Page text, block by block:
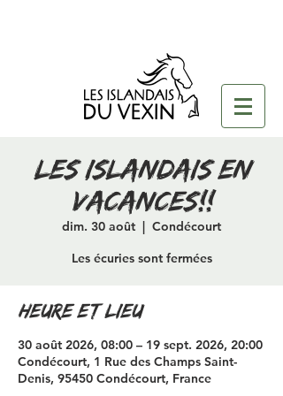
Les islandais en
vacances!!
dim. 30 août
  |
Condécourt
Les écuries sont fermées
Heure et lieu
30 août 2026, 08:00 – 19 sept. 2026, 20:00
Condécourt, 1 Rue des Champs Saint-
Denis, 95450 Condécourt, France